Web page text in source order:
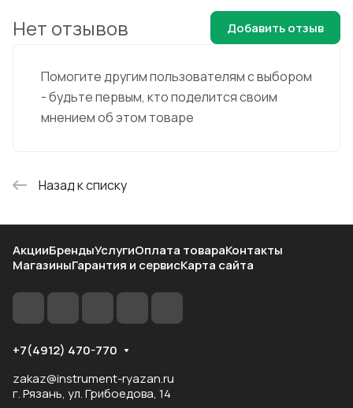
Помогите другим пользователям с выбором
- будьте первым, кто поделится своим
мнением об этом товаре
Нет отзывов Добавить отзыв
Назад к списку
АкцииБрендыУслугиОплата товараКонтакты
МагазиныГарантия и сервисКарта сайта
+7(4912) 470-770
zakaz@instrument-ryazan.ru
г. Рязань, ул. Грибоедова, 14